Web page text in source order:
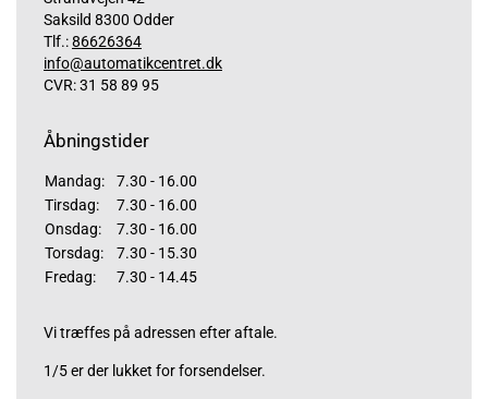
Saksild 8300 Odder
Tlf.:86626364
info@automatikcentret.dk
CVR: 31 58 89 95
Åbningstider
Mandag:
7.30 - 16.00
Tirsdag:
7.30 - 16.00
Onsdag:
7.30 - 16.00
Torsdag:
7.30 - 15.30
Fredag:
7.30 - 14.45
Vi træffes på adressen efter aftale.
1/5 er der lukket for forsendelser.